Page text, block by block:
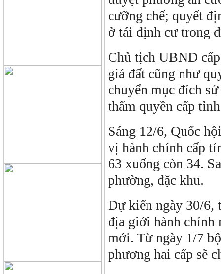
cưỡng chế; quyết
ở tái định cư trong
Chủ tịch UBND
giá đất cũng như
chuyển mục đích
thẩm quyền cấp
Sáng 12/6, Quốc
vị hành chính cấp
63 xuống còn 34.
phường, đặc khu.
Dự kiến ngày 30/6,
địa giới hành chính
mới. Từ ngày 1/7
phương hai cấp sẽ